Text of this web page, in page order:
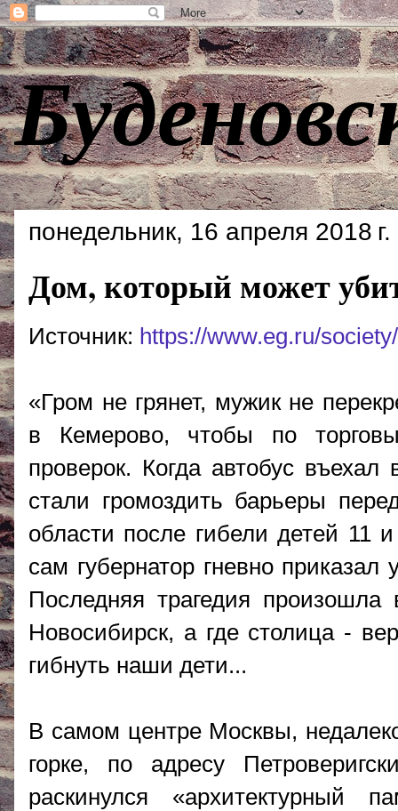
понедельник, 16 апреля 2018 г.
Дом, который может
Источник: https://www.eg.ru/
«Гром не грянет, мужик не
в Кемерово, чтобы по
проверок. Когда автобус
стали громоздить барьеры
области после гибели детей 11
сам губернатор гневно
Последняя трагедия
Новосибирск, а где столица -
гибнуть наши дети...
В самом центре Москвы,
горке, по адресу
раскинулся «архитектурный